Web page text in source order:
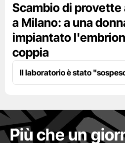
Scambio di provette
a Milano: a una
impiantato
coppia
Il laboratorio è stato
Più che un